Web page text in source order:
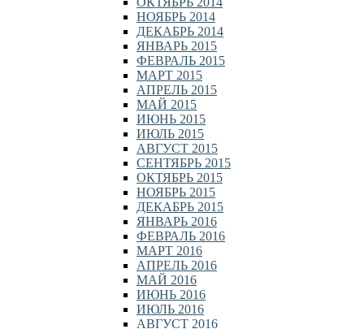
НОЯБРЬ 2014
ДЕКАБРЬ 2014
ЯНВАРЬ 2015
ФЕВРАЛЬ 2015
МАРТ 2015
АПРЕЛЬ 2015
МАЙ 2015
ИЮНЬ 2015
ИЮЛЬ 2015
АВГУСТ 2015
СЕНТЯБРЬ 2015
ОКТЯБРЬ 2015
НОЯБРЬ 2015
ДЕКАБРЬ 2015
ЯНВАРЬ 2016
ФЕВРАЛЬ 2016
МАРТ 2016
АПРЕЛЬ 2016
МАЙ 2016
ИЮНЬ 2016
ИЮЛЬ 2016
АВГУСТ 2016